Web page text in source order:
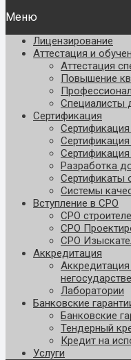
Меню
Лицензирование
Аттестация и
Аттестация
Повышение
Специалисты
Сертификация
Сертификация
Разработка
Сертификаты
Системы
Вступление в СРО
СРО
СРО
СРО
Аккредитация
Лаборатории
Банковские
Банковские
Тендерный
Кредит на
Услуги